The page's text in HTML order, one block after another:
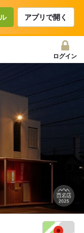
アプリで開く
ログイン